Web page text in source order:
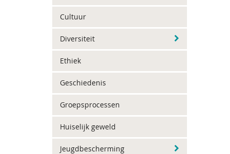
Cultuur
Diversiteit
Ethiek
Geschiedenis
Groepsprocessen
Huiselijk geweld
Jeugdbescherming